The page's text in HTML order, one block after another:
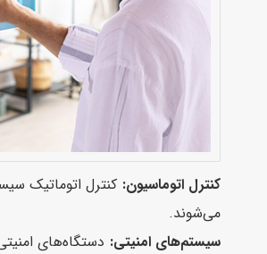
کنترل اتوماسیون:
می‌شوند.
سیستم‌های امنیتی: دستگاه‌های